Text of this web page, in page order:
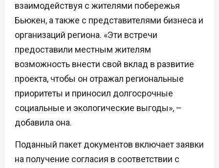
взаимодействуя с жителями побережья
Бьюкен, а также с представителями бизнеса и
организаций региона. «Эти встречи
предоставили местным жителям
возможность внести свой вклад в развитие
проекта, чтобы он отражал региональные
приоритеты и приносил долгосрочные
социальные и экологические выгоды», –
добавила она.
Поданный пакет документов включает заявки
на получение согласия в соответствии с